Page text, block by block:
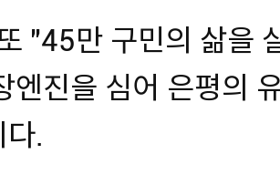
"45만 구민의 삶을
엔진을 심어 은평의
다.